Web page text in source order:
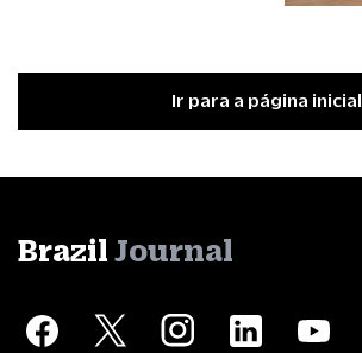
Ir para a página inicial
Brazil Journal